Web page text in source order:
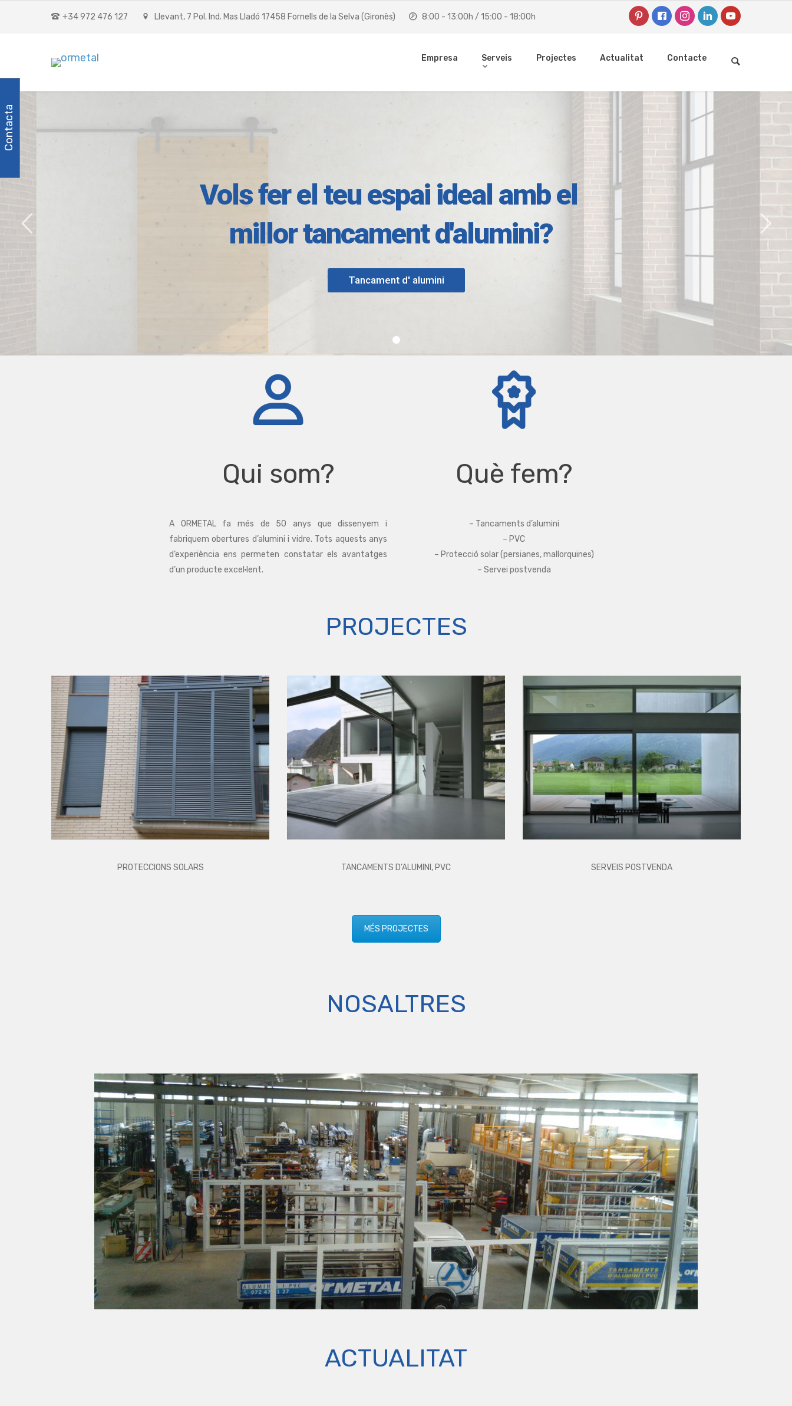
+34 972 476 127 Llevant, 7 Pol. Ind. Mas Lladó 17458 Fornells de la Selva (Gironès) 8:00 - 13:00h / 15:00 - 18:00h
Empresa Serveis Projectes Actualitat Contacte
millor tancament d'alumini?
Vols fer el teu espai ideal amb el
Tancament d' alumini
Qui som?
A ORMETAL fa més de 50 anys que dissenyem i
fabriquem obertures d’alumini i vidre. Tots aquests anys
d’experiència ens permeten constatar els avantatges
d’un producte excel·lent.
Què fem?
– Tancaments d’alumini
– PVC
– Protecció solar (persianes, mallorquines)
– Servei postvenda
PROJECTES
PROTECCIONS SOLARS TANCAMENTS D’ALUMINI, PVC SERVEIS POSTVENDA
MÉS PROJECTES
NOSALTRES
ACTUALITAT
Contacta